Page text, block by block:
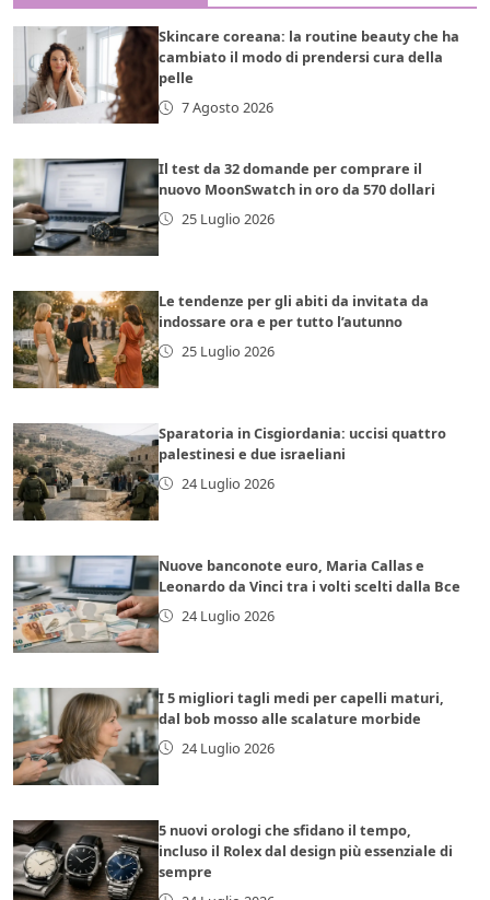
Skincare coreana: la routine beauty che ha
cambiato il modo di prendersi cura della
pelle
7 Agosto 2026
Il test da 32 domande per comprare il
nuovo MoonSwatch in oro da 570 dollari
25 Luglio 2026
Le tendenze per gli abiti da invitata da
indossare ora e per tutto l’autunno
25 Luglio 2026
Sparatoria in Cisgiordania: uccisi quattro
palestinesi e due israeliani
24 Luglio 2026
Nuove banconote euro, Maria Callas e
Leonardo da Vinci tra i volti scelti dalla Bce
24 Luglio 2026
I 5 migliori tagli medi per capelli maturi,
dal bob mosso alle scalature morbide
24 Luglio 2026
5 nuovi orologi che sfidano il tempo,
incluso il Rolex dal design più essenziale di
sempre